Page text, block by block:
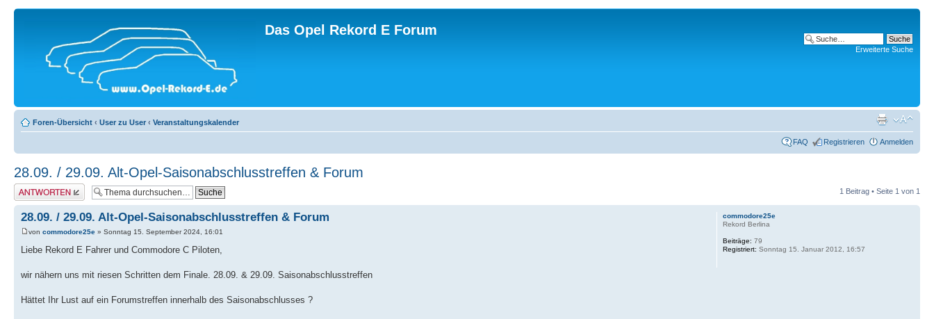
Das Opel Rekord E Forum
Erweiterte Suche
Foren-Übersicht ‹ User zu User ‹ Veranstaltungskalender
FAQ Registrieren Anmelden
28.09. / 29.09. Alt-Opel-Saisonabschlusstreffen & Forum
Antwort erstellen 1 Beitrag • Seite 1 von 1
28.09. / 29.09. Alt-Opel-Saisonabschlusstreffen & Forum
von commodore25e » Sonntag 15. September 2024, 16:01
Liebe Rekord E Fahrer und Commodore C Piloten,
wir nähern uns mit riesen Schritten dem Finale. 28.09. & 29.09. Saisonabschlusstreffen
Hättet Ihr Lust auf ein Forumstreffen innerhalb des Saisonabschlusses ?
commodore25e
Rekord Berlina
Beiträge: 79
Registriert: Sonntag 15. Januar 2012, 16:57